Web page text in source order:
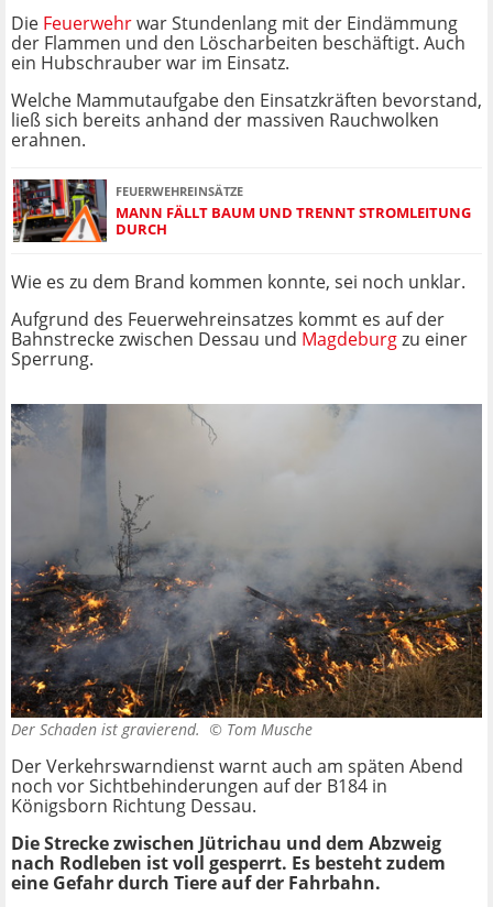
Die Feuerwehrwar Stundenlang mit der Eindämmung
der Flammen und den Löscharbeiten beschäftigt. Auch
ein Hubschrauber war im Einsatz.
Welche Mammutaufgabe den Einsatzkräften bevorstand,
ließ sich bereits anhand der massiven Rauchwolken
erahnen.
FEUERWEHREINSÄTZE
MANN FÄLLT BAUM UND TRENNT STROMLEITUNG
DURCH
Wie es zu dem Brand kommen konnte, sei noch unklar.
Aufgrund des Feuerwehreinsatzes kommt es auf der
Bahnstrecke zwischen Dessau und Magdeburgzu einer
Sperrung.
Der Schaden ist gravierend. © Tom Musche
Der Verkehrswarndienst warnt auch am späten Abend
noch vor Sichtbehinderungen auf der B184 in
Königsborn Richtung Dessau.
Die Strecke zwischen Jütrichau und dem Abzweig
nach Rodleben ist voll gesperrt. Es besteht zudem
eine Gefahr durch Tiere auf der Fahrbahn.